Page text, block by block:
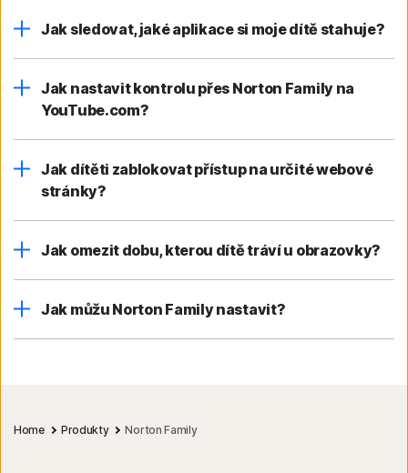
Jak sledovat, jaké aplikace si moje dítě stahuje?
Jak nastavit kontrolu přes Norton Family na
YouTube.com?
Jak dítěti zablokovat přístup na určité webové
stránky?
Jak omezit dobu, kterou dítě tráví u obrazovky?
Jak můžu Norton Family nastavit?
Home Produkty Norton Family